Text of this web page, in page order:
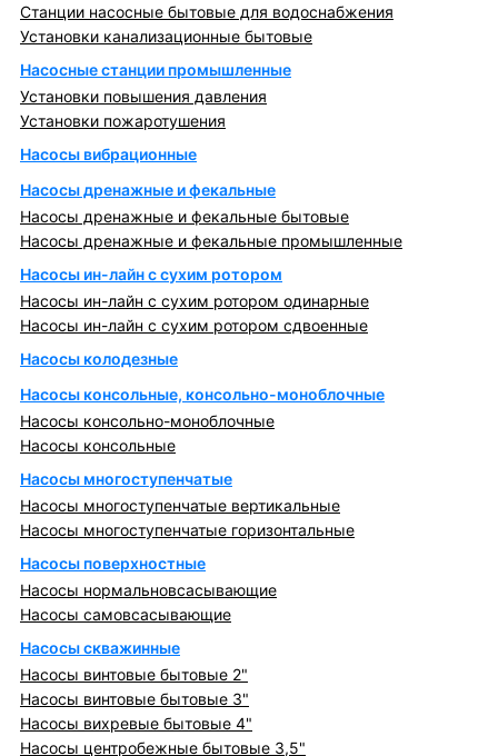
Станции насосные бытовые для водоснабжения
Установки канализационные бытовые
Насосные станции промышленные
Установки повышения давления
Установки пожаротушения
Насосы вибрационные
Насосы дренажные и фекальные
Насосы дренажные и фекальные бытовые
Насосы дренажные и фекальные промышленные
Насосы ин-лайн с сухим ротором
Насосы ин-лайн с сухим ротором одинарные
Насосы ин-лайн с сухим ротором сдвоенные
Насосы колодезные
Насосы консольные, консольно-моноблочные
Насосы консольно-моноблочные
Насосы консольные
Насосы многоступенчатые
Насосы многоступенчатые вертикальные
Насосы многоступенчатые горизонтальные
Насосы поверхностные
Насосы нормальновсасывающие
Насосы самовсасывающие
Насосы скважинные
Насосы винтовые бытовые 2"
Насосы винтовые бытовые 3"
Насосы вихревые бытовые 4"
Насосы центробежные бытовые 3,5"